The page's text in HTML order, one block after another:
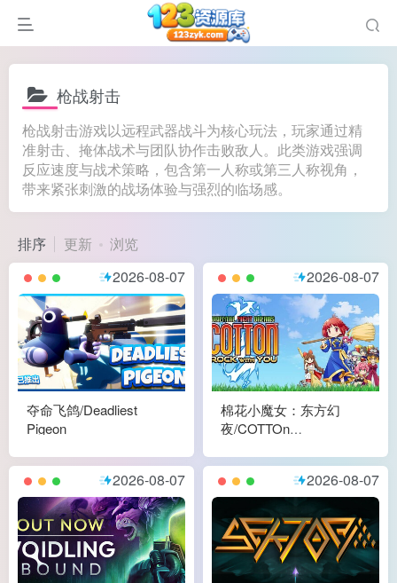
摸鱼游戏）
枪战射击
枪战射击游戏以远程武器战斗为核心玩法，玩家通过精
准射击、掩体战术与团队协作击败敌人。此类游戏强调
反应速度与战术策略，包含第一人称或第三人称视角，
带来紧张刺激的战场体验与强烈的临场感。
排序 更新
浏览
2026-08-07
夺命飞鸽/Deadliest
Pigeon
2026-08-07
棉花小魔女：东方幻
夜/COTTOn
ORIENTAL NIGHT
DREAMS
2026-08-07 2026-08-07